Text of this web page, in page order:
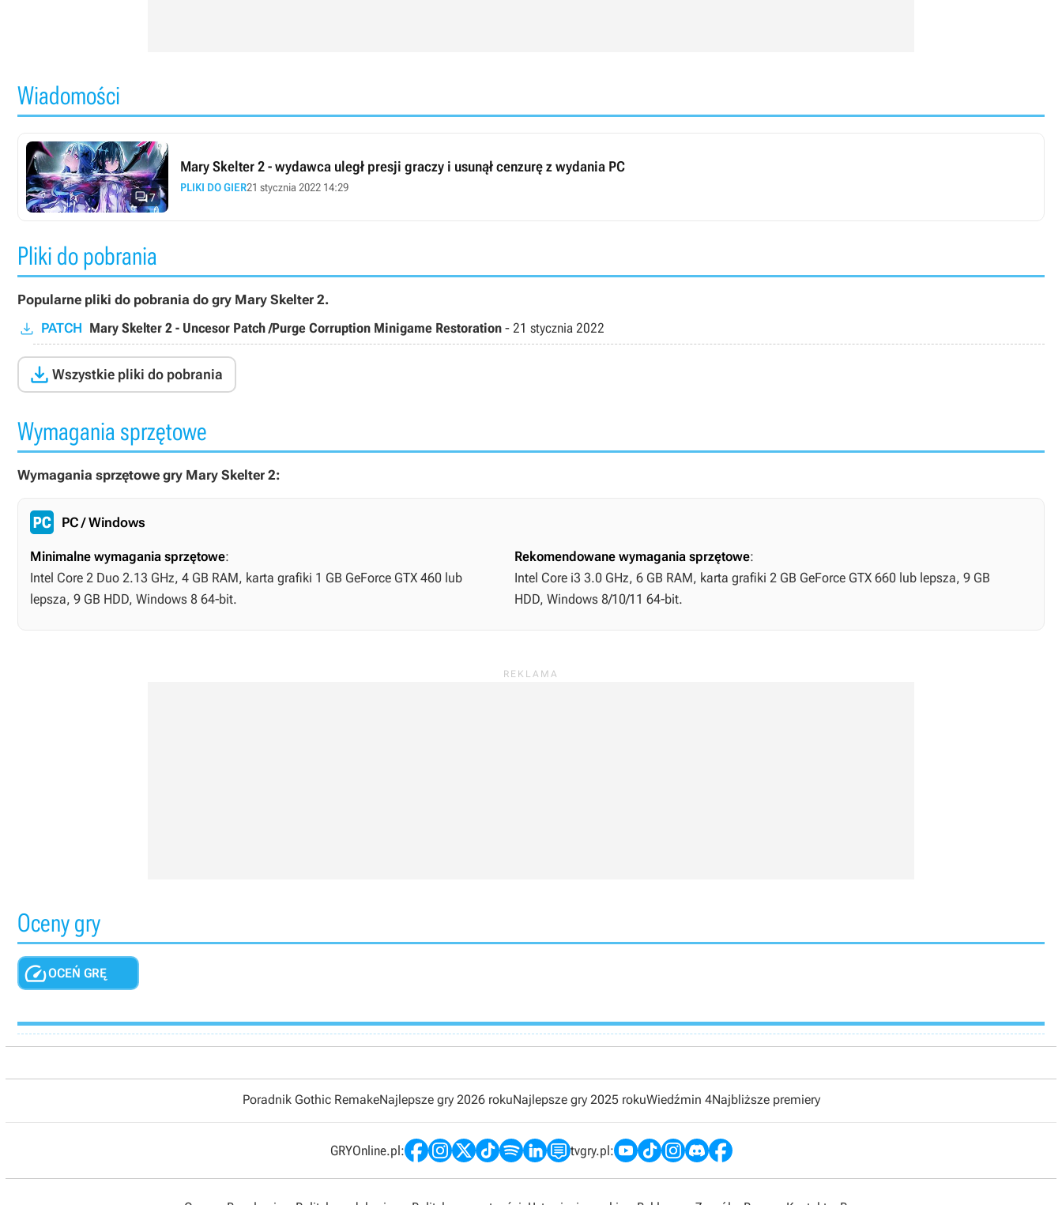
Wiadomości
7
Mary Skelter 2 - wydawca uległ presji graczy i usunął cenzurę z wydania PC
PLIKI DO GIER21 stycznia 2022 14:29
Pliki do pobrania
Popularne pliki do pobrania do gry Mary Skelter 2.
PATCH Mary Skelter 2 - Uncesor Patch /Purge Corruption Minigame Restoration - 21 stycznia 2022
 Wszystkie pliki do pobrania
Wymagania sprzętowe
Wymagania sprzętowe gry Mary Skelter 2:
PC / Windows
Minimalne wymagania sprzętowe:
Intel Core 2 Duo 2.13 GHz, 4 GB RAM, karta grafiki 1 GB GeForce GTX 460 lub
lepsza, 9 GB HDD, Windows 8 64-bit.
Rekomendowane wymagania sprzętowe:
Intel Core i3 3.0 GHz, 6 GB RAM, karta grafiki 2 GB GeForce GTX 660 lub lepsza, 9 GB
HDD, Windows 8/10/11 64-bit.
Oceny gry
OCEŃ GRĘ
Poradnik Gothic RemakeNajlepsze gry 2026 rokuNajlepsze gry 2025 rokuWiedźmin 4Najbliższe premiery
GRYOnline.pl: tvgry.pl: